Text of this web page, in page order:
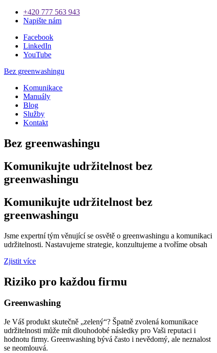
+420 777 563 943
Napište nám
Facebook
LinkedIn
YouTube
Bez greenwashingu
Komunikace
Manuály
Blog
Služby
Kontakt
Bez greenwashingu
Komunikujte udržitelnost bez
greenwashingu
Komunikujte udržitelnost bez
greenwashingu
Jsme expertní tým věnující se osvětě o greenwashingu a komunikaci
udržitelnosti. Nastavujeme strategie, konzultujeme a tvoříme obsah
Zjistit více
Riziko pro každou firmu
Greenwashing
Je Váš produkt skutečně „zelený“? Špatně zvolená komunikace
udržitelnosti může mít dlouhodobé následky pro Vaši reputaci i
hodnotu firmy. Greenwashing bývá často i nevědomý, ale neznalost
se neomlouvá.